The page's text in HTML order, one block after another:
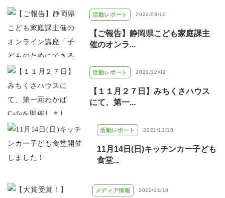
活動レポート 2022/03/10
【ご報告】静岡県こども家庭課主
催のオンラ...
活動レポート 2021/12/02
【１１月２７日】みちくさハウス
にて、第一...
活動レポート 2021/11/18
11月14日(日)キッチンカー子ども
食堂...
メディア情報 2022/11/18